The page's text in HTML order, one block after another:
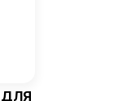
ДЛЯ